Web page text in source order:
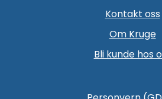
Kontakt oss
Om Kruge
Bli kunde hos